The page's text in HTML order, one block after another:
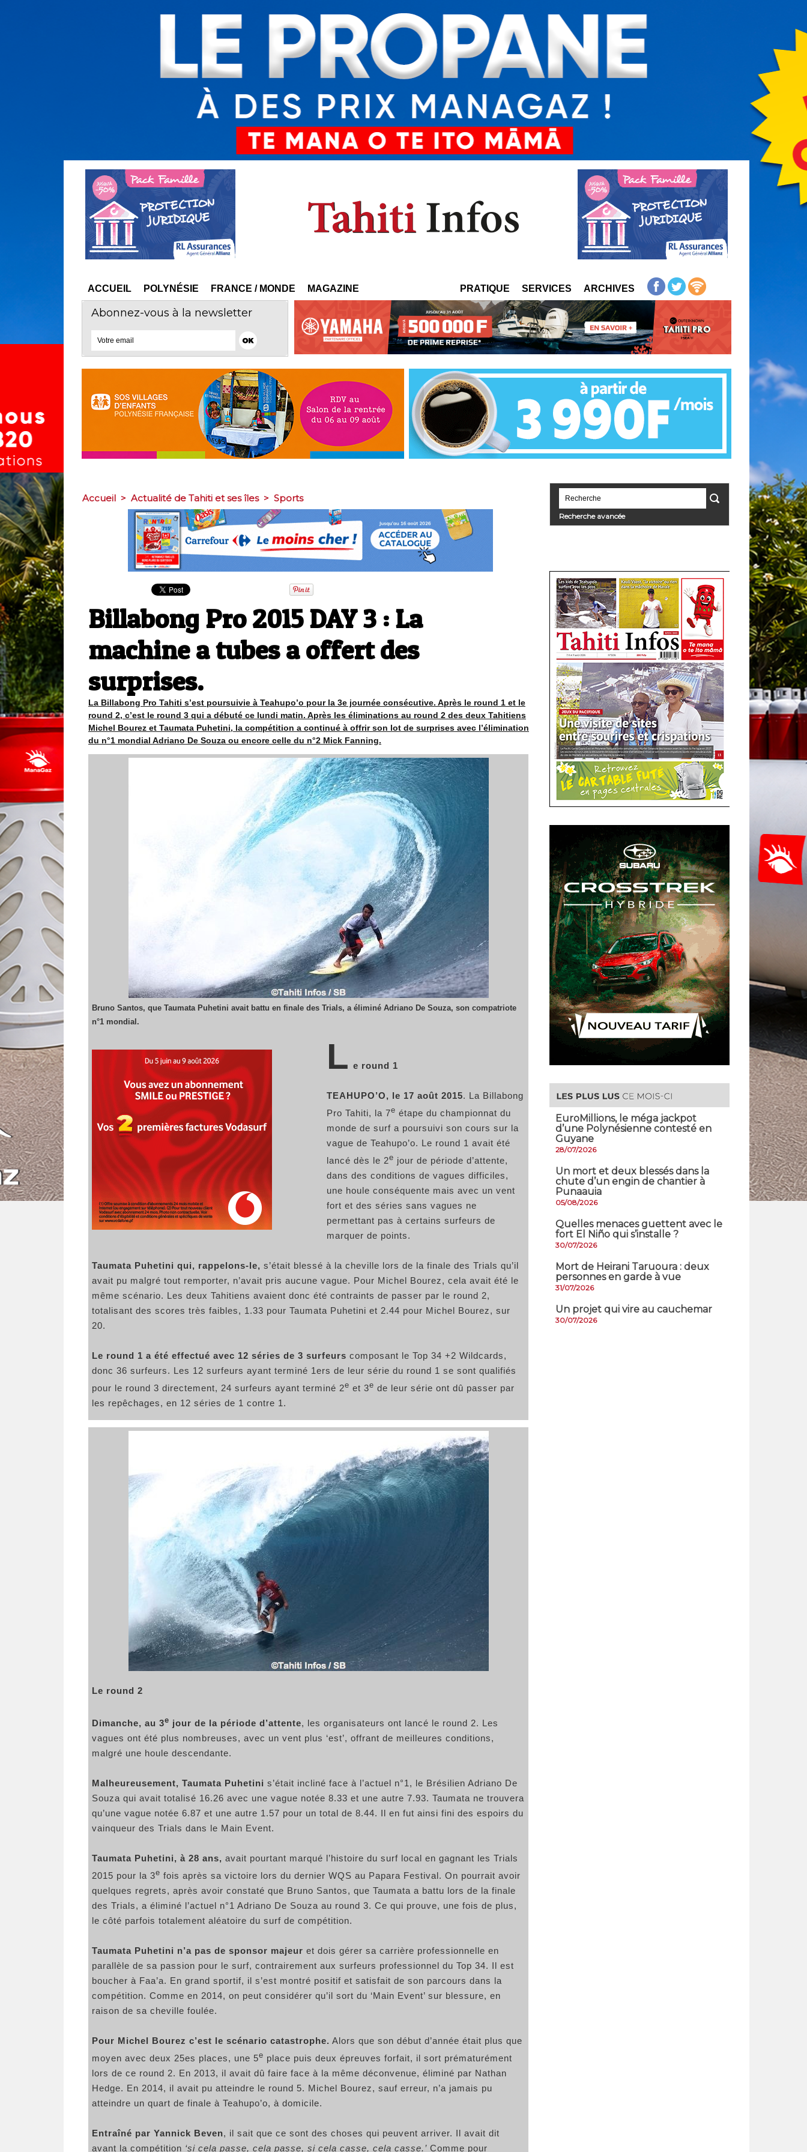
ACCUEIL POLYNÉSIE FRANCE / MONDE MAGAZINE PRATIQUE SERVICES ARCHIVES
Abonnez-vous à la newsletter
Accueil > Actualité de Tahiti et ses îles > Sports
Billabong Pro 2015 DAY 3 : La
machine a tubes a offert des
surprises.
La Billabong Pro Tahiti s’est poursuivie à Teahupo’o pour la 3e journée consécutive. Après le round 1 et le
round 2, c’est le round 3 qui a débuté ce lundi matin. Après les éliminations au round 2 des deux Tahitiens
Michel Bourez et Taumata Puhetini, la compétition a continué à offrir son lot de surprises avec l’élimination
du n°1 mondial Adriano De Souza ou encore celle du n°2 Mick Fanning.
Bruno Santos, que Taumata Puhetini avait battu en finale des Trials, a éliminé Adriano De Souza, son compatriote
n°1 mondial.
L e round 1
TEAHUPO’O, le 17 août 2015. La Billabong
Pro Tahiti, la 7e étape du championnat du
monde de surf a poursuivi son cours sur la
vague de Teahupo’o. Le round 1 avait été
lancé dès le 2e jour de période d’attente,
dans des conditions de vagues difficiles,
une houle conséquente mais avec un vent
fort et des séries sans vagues ne
permettant pas à certains surfeurs de
marquer de points.
Taumata Puhetini qui, rappelons-le, s’était blessé à la cheville lors de la finale des Trials qu’il
avait pu malgré tout remporter, n’avait pris aucune vague. Pour Michel Bourez, cela avait été le
même scénario. Les deux Tahitiens avaient donc été contraints de passer par le round 2,
totalisant des scores très faibles, 1.33 pour Taumata Puhetini et 2.44 pour Michel Bourez, sur
20.
Le round 1 a été effectué avec 12 séries de 3 surfeurs composant le Top 34 +2 Wildcards,
donc 36 surfeurs. Les 12 surfeurs ayant terminé 1ers de leur série du round 1 se sont qualifiés
pour le round 3 directement, 24 surfeurs ayant terminé 2e et 3e de leur série ont dû passer par
les repêchages, en 12 séries de 1 contre 1.
Le round 2
Dimanche, au 3e jour de la période d’attente, les organisateurs ont lancé le round 2. Les
vagues ont été plus nombreuses, avec un vent plus ‘est’, offrant de meilleures conditions,
malgré une houle descendante.
Malheureusement, Taumata Puhetini s’était incliné face à l’actuel n°1, le Brésilien Adriano De
Souza qui avait totalisé 16.26 avec une vague notée 8.33 et une autre 7.93. Taumata ne trouvera
qu’une vague notée 6.87 et une autre 1.57 pour un total de 8.44. Il en fut ainsi fini des espoirs du
vainqueur des Trials dans le Main Event.
Taumata Puhetini, à 28 ans, avait pourtant marqué l’histoire du surf local en gagnant les Trials
2015 pour la 3e fois après sa victoire lors du dernier WQS au Papara Festival. On pourrait avoir
quelques regrets, après avoir constaté que Bruno Santos, que Taumata a battu lors de la finale
des Trials, a éliminé l’actuel n°1 Adriano De Souza au round 3. Ce qui prouve, une fois de plus,
le côté parfois totalement aléatoire du surf de compétition.
Taumata Puhetini n’a pas de sponsor majeur et dois gérer sa carrière professionnelle en
parallèle de sa passion pour le surf, contrairement aux surfeurs professionnel du Top 34. Il est
boucher à Faa’a. En grand sportif, il s’est montré positif et satisfait de son parcours dans la
compétition. Comme en 2014, on peut considérer qu’il sort du ‘Main Event’ sur blessure, en
raison de sa cheville foulée.
Pour Michel Bourez c’est le scénario catastrophe. Alors que son début d’année était plus que
moyen avec deux 25es places, une 5e place puis deux épreuves forfait, il sort prématurément
lors de ce round 2. En 2013, il avait dû faire face à la même déconvenue, éliminé par Nathan
Hedge. En 2014, il avait pu atteindre le round 5. Michel Bourez, sauf erreur, n’a jamais pu
atteindre un quart de finale à Teahupo’o, à domicile.
Entraîné par Yannick Beven, il sait que ce sont des choses qui peuvent arriver. Il avait dit
avant la compétition ‘si cela passe, cela passe, si cela casse, cela casse.’ Comme pour
Recherche avancée
EuroMillions, ​le méga jackpot
d’une Polynésienne contesté en
Guyane
28/07/2026
​Un mort et deux blessés dans la
chute d’un engin de chantier à
Punaauia
05/08/2026
Quelles menaces guettent avec le
fort El Niño qui s’installe ?
30/07/2026
Mort de Heirani Taruoura : deux
personnes en garde à vue
31/07/2026
Un projet qui vire au cauchemar
30/07/2026